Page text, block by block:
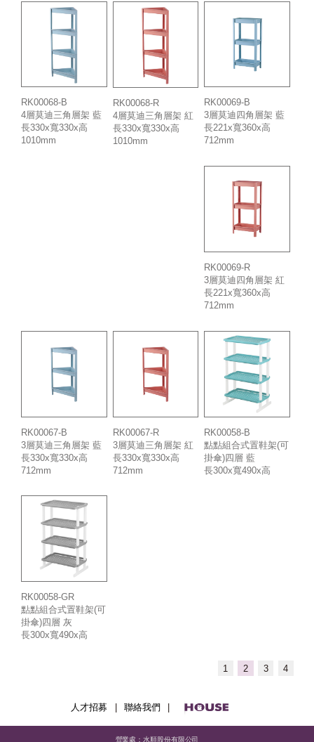
RK00068-B
4層莫迪三角層架 藍
長330x寬330x高
1010mm
RK00068-R
4層莫迪三角層架 紅
長330x寬330x高
1010mm
RK00069-B
3層莫迪四角層架 藍
長221x寬360x高
712mm
RK00069-R
3層莫迪四角層架 紅
長221x寬360x高
712mm
RK00067-B
3層莫迪三角層架 藍
長330x寬330x高
712mm
RK00067-R
3層莫迪三角層架 紅
長330x寬330x高
712mm
RK00058-B
點點組合式置鞋架(可
掛傘)四層 藍
長300x寬490x高
RK00058-GR
點點組合式置鞋架(可
掛傘)四層 灰
長300x寬490x高
1
2 3 4
人才招募 聯絡我們
營業處：水順股份有限公司